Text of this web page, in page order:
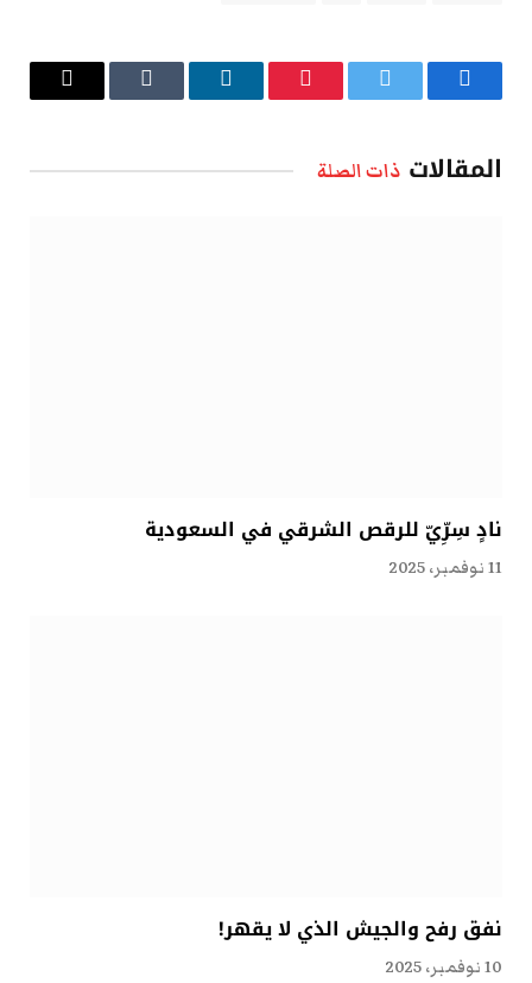
فيسبوك تويتر بينتيريستلينكدإن Tumblr
البريد
المقالات ذات الصلة
نادٍ سِرِّيّ للرقص الشرقي في السعودية
11 نوفمبر، 2025
نفق رفح والجيش الذي لا يقهر!
10 نوفمبر، 2025